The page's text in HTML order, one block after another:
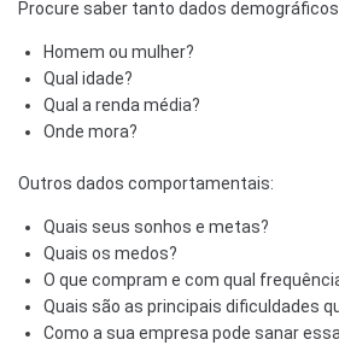
Procure saber tanto dados
Homem ou mulher?
Qual idade?
Qual a renda média?
Onde mora?
Outros dados comportamentais:
Quais seus sonhos e metas?
Quais os medos?
O que compram e com qual
Quais são as principais dificuldades
Como a sua empresa pode sanar